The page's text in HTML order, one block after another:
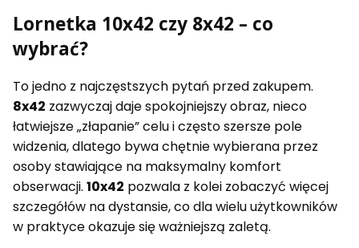
Lornetka 10x42 czy 8x42 – co
wybrać?
To jedno z najczęstszych pytań przed zakupem.
8x42 zazwyczaj daje spokojniejszy obraz, nieco
łatwiejsze „złapanie” celu i często szersze pole
widzenia, dlatego bywa chętnie wybierana przez
osoby stawiające na maksymalny komfort
obserwacji. 10x42 pozwala z kolei zobaczyć więcej
szczegółów na dystansie, co dla wielu użytkowników
w praktyce okazuje się ważniejszą zaletą.